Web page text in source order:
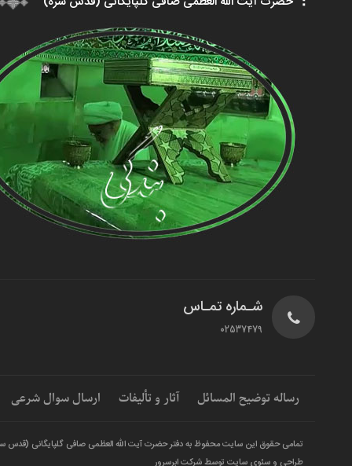
شـماره تمـاس
02537479
رساله توضیح المسائل آثار و تألیفات ارسال سوال شرعی
تمامی حقوق این سایت محفوظ به دفتر حضرت آیت الله العظمی صافی گلپایگانی (قدس
طراحی و سئوی سایت توسط شرکت ابرسرور